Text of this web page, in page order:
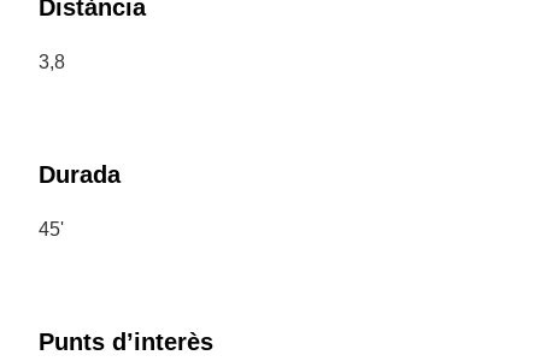
Distància
3,8
Durada
45'
Punts d’interès